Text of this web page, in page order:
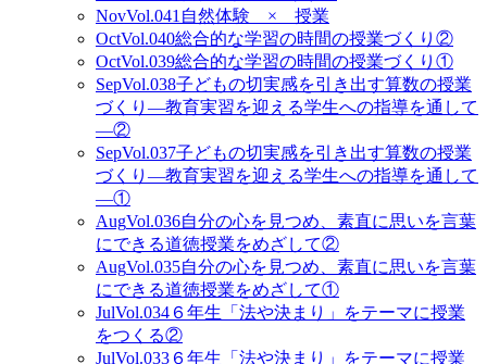
NovVol.041 自然体験 × 授業
OctVol.040総合的な学習の時間の授業づくり②
OctVol.039総合的な学習の時間の授業づくり①
SepVol.038子どもの切実感を引き出す算数の授業
づくり―教育実習を迎える学生への指導を通して
―②
SepVol.037子どもの切実感を引き出す算数の授業
づくり—教育実習を迎える学生への指導を通して
—①
AugVol.036自分の心を見つめ、素直に思いを言葉
にできる道徳授業をめざして②
AugVol.035自分の心を見つめ、素直に思いを言葉
にできる道徳授業をめざして①
JulVol.034 ６年生「法や決まり」をテーマに授業
をつくる②
JulVol.033 ６年生「法や決まり」をテーマに授業